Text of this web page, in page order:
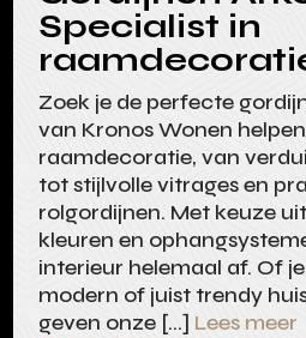
Specialist in
Zoek je de perfecte
van Kronos Wonen
raamdecoratie, van
tot stijlvolle vitrages en
rolgordijnen. Met keuze
kleuren en
interieur helemaal af. Of
modern of juist trendy
geven onze […] Lees meer